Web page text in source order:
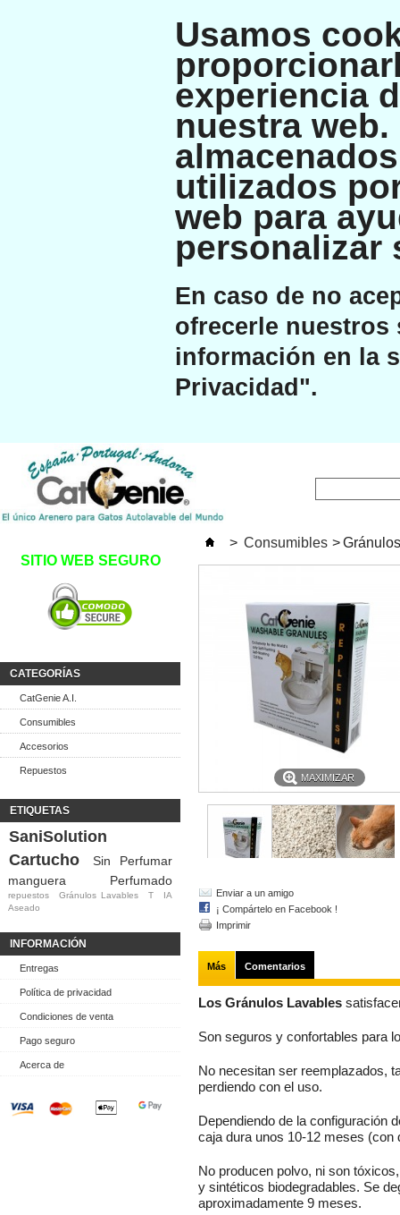
Usamos
experiencia
nuestra
utilizados
web para
personalizar
En caso de no
ofrecerle nuestros
información en la
Privacidad".
SITIO WEB SEGURO
CATEGORÍAS
CatGenie A.I.
Consumibles
Accesorios
Repuestos
ETIQUETAS
SaniSolution
Cartucho
Sin Perfumar
manguera
Perfumado
repuestos Gránulos Lavables T
IA
Aseado
INFORMACIÓN
Entregas
Política de privacidad
Condiciones de venta
Pago seguro
Acerca de
> Consumibles >
MAXIMIZAR
Enviar a un amigo
¡ Compártelo en Facebook !
Imprimir
Más Comentarios
Los Gránulos Lavables
Son seguros y confortables para
No necesitan ser reemplazados,
perdiendo con el uso.
Dependiendo de la configuración
caja dura unos 10-12 meses (con
No producen polvo, ni son
y sintéticos biodegradables. Se
aproximadamente 9 meses.